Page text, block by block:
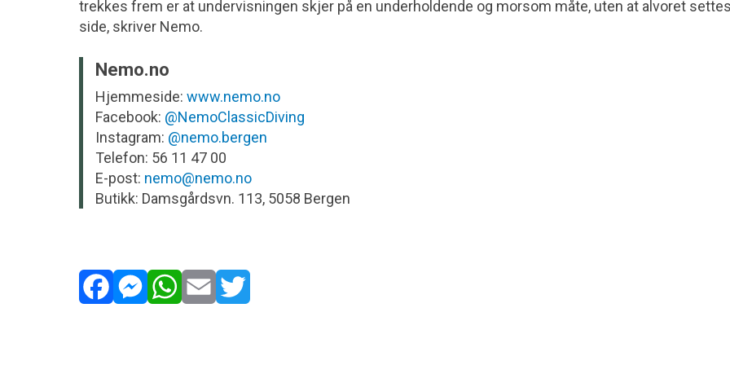
trekkes frem er at undervisningen skjer på en underholdende og morsom måte, uten at alvoret
side, skriver Nemo.
Nemo.no
Hjemmeside: www.nemo.no
Facebook: @NemoClassicDiving
Instagram: @nemo.bergen
Telefon: 56 11 47 00
E-post: nemo@nemo.no
Butikk: Damsgårdsvn. 113, 5058 Bergen